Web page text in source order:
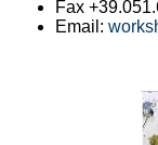
Fax
Email: